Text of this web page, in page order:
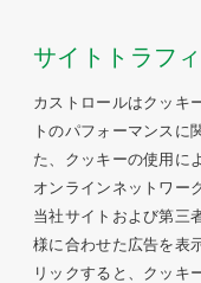
サイトトラフ
カストロールはクッキ
トのパフォーマンスに
た、クッキーの使用に
オンラインネットワー
当社サイトおよび第三
様に合わせた広告を表
リックすると、クッキ